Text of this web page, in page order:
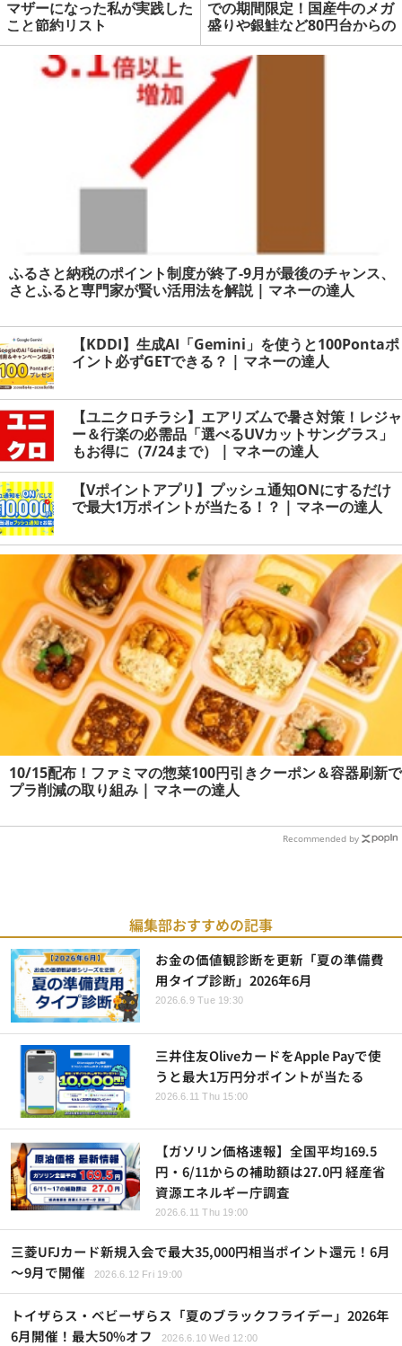
マザーになった私が実践した
こと節約リスト
での期間限定！国産牛のメガ
盛りや銀鮭など80円台からの
ご奉仕価格！七夕プレゼント
企画も有り | マネーの達人
ふるさと納税のポイント制度が終了-9月が最後のチャンス、
さとふると専門家が賢い活用法を解説 | マネーの達人
【KDDI】生成AI「Gemini」を使うと100Pontaポ
イント必ずGETできる？ | マネーの達人
【ユニクロチラシ】エアリズムで暑さ対策！レジャ
ー＆行楽の必需品「選べるUVカットサングラス」
もお得に（7/24まで） | マネーの達人
【Vポイントアプリ】プッシュ通知ONにするだけ
で最大1万ポイントが当たる！？ | マネーの達人
10/15配布！ファミマの惣菜100円引きクーポン＆容器刷新で
プラ削減の取り組み | マネーの達人
Recommended by
編集部おすすめの記事
お金の価値観診断を更新「夏の準備費
用タイプ診断」2026年6月
2026.6.9 Tue 19:30
三井住友OliveカードをApple Payで使
うと最大1万円分ポイントが当たる
2026.6.11 Thu 15:00
【ガソリン価格速報】全国平均169.5
円・6/11からの補助額は27.0円 経産省
資源エネルギー庁調査
2026.6.11 Thu 19:00
三菱UFJカード新規入会で最大35,000円相当ポイント還元！6月
～9月で開催
2026.6.12 Fri 19:00
トイザらス・ベビーザらス「夏のブラックフライデー」2026年
6月開催！最大50%オフ
2026.6.10 Wed 12:00